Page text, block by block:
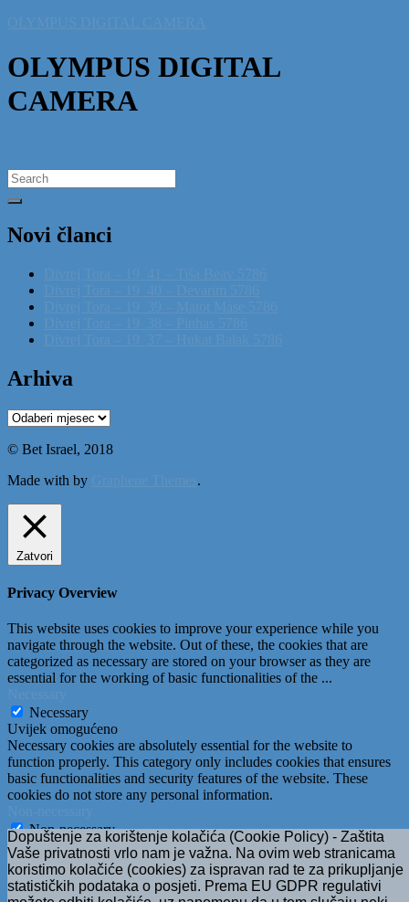
OLYMPUS DIGITAL
CAMERA
Search
for:
Novi članci
Arhiva
Arhiva
© Bet Israel, 2018
Made with by .
Dopuštenje za korištenje kolačića (Cookie Policy) - Zaštita
Vaše privatnosti vrlo nam je važna. Na ovim web stranicama
koristimo kolačiće (cookies) za ispravan rad te za prikupljanje
statističkih podataka o posjeti. Prema EU GDPR regulativi
Zatvori
Privacy Overview
This website uses cookies to improve your experience while you
navigate through the website. Out of these, the cookies that are
categorized as necessary are stored on your browser as they are
essential for the working of basic functionalities of the ...
Necessary
Uvijek omogućeno
Necessary cookies are absolutely essential for the website to
function properly. This category only includes cookies that ensures
basic functionalities and security features of the website. These
cookies do not store any personal information.
Non-necessary
Any cookies that may not be particularly necessary for the website
to function and is used specifically to collect user personal data via
analytics, ads, other embedded contents are termed as non-necessary
cookies. It is mandatory to procure user consent prior to running